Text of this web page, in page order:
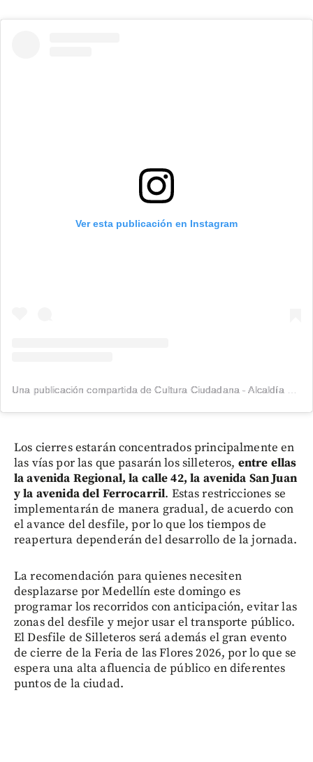
Ver esta publicación en Instagram
Una publicación compartida de Cultura Ciudadana - Alcaldía de Medellín (@cultura.med)
Los cierres estarán concentrados principalmente en
las vías por las que pasarán los silleteros, entre ellas
la avenida Regional, la calle 42, la avenida San Juan
y la avenida del Ferrocarril. Estas restricciones se
implementarán de manera gradual, de acuerdo con
el avance del desfile, por lo que los tiempos de
reapertura dependerán del desarrollo de la jornada.
La recomendación para quienes necesiten
desplazarse por Medellín este domingo es
programar los recorridos con anticipación, evitar las
zonas del desfile y mejor usar el transporte público.
El Desfile de Silleteros será además el gran evento
de cierre de la Feria de las Flores 2026, por lo que se
espera una alta afluencia de público en diferentes
puntos de la ciudad.